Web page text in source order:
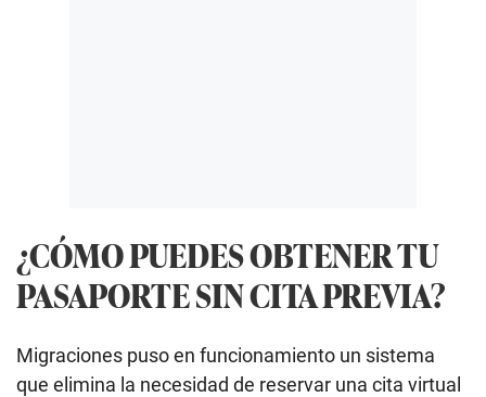
¿CÓMO PUEDES OBTENER TU
PASAPORTE SIN CITA PREVIA?
Migraciones puso en funcionamiento un sistema
que elimina la necesidad de reservar una cita virtual